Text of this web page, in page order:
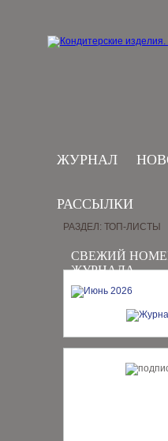
ЖУРНАЛ
РАССЫЛКИ
СВЕЖИЙ
ЖУРНАЛА
РАЗДЕЛ: ТОП-ЛИСТЫ